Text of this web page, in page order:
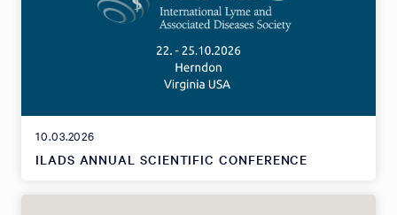
10.03.2026
ILADS ANNUAL SCIENTIFIC CONFERENCE